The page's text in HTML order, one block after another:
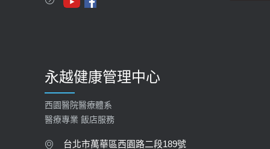
2023-09-27
永越健康管理中心
西園醫院醫療體系
醫療專業 飯店服務
台北市萬華區西園路二段189號